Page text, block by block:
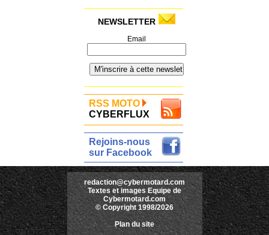
NEWSLETTER
Email
RSS MOTO
CYBERFLUX
Rejoins-nous
sur Facebook
redaction@cybermotard.com
Textes et images Equipe de
Cybermotard.com
© Copyright 1998/2026
Plan du site